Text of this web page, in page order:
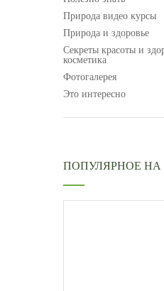
Природа видео курсы
Природа и здоровье
Секреты красоты и
косметика
Фотогалерея
Это интересно
ПОПУЛЯРНОЕ НА